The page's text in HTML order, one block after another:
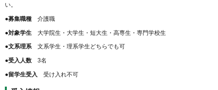
い。
●募集職種 介護職
●対象学生 大学院生・大学生・短大生・高専生・専門学校生
●文系理系文系学生・理系学生どちらでも可
●受入人数 3名
●留学生受入 受け入れ不可